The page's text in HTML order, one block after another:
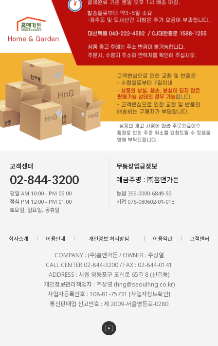
고객센터
02-844-3200
평일 AM 10:00 - PM 05:00
점심 PM 12:00 - PM 01:00
토요일, 일요일, 공휴일
무통장입금정보
예금주명 : ㈜홈앤가든
농협 355-0000-6849-93
기업 076-080602-01-013
회사소개 이용안내 개인정보 처리방침 이용약관 고객센터
COMPANY : (주)홈앤가든 / OWNER : 주상열
CALL CENTER:02-844-3200 / FAX : 02-844-0141
ADDRESS : 서울 영등포구 도신로 65길 8 (신길동)
개인정보관리책임자 : 주상열 (hng@seoulhng.co.kr)
사업자등록번호 : 108-81-75731 [사업자정보확인]
통신판매업 신고번호 : 제 2009-서울영등포-0280